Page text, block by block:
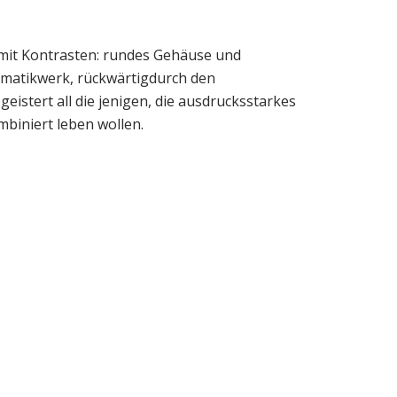
Kontrasten: rundes Gehäuse und
rückwärtigdurch den
all die jenigen, die ausdrucksstarkes
leben wollen.